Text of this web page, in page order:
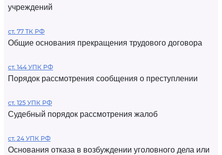
учреждений
ст. 77 ТК РФ
Общие основания прекращения трудового договора
ст. 144 УПК РФ
Порядок рассмотрения сообщения о преступлении
ст. 125 УПК РФ
Судебный порядок рассмотрения жалоб
ст. 24 УПК РФ
Основания отказа в возбуждении уголовного дела или